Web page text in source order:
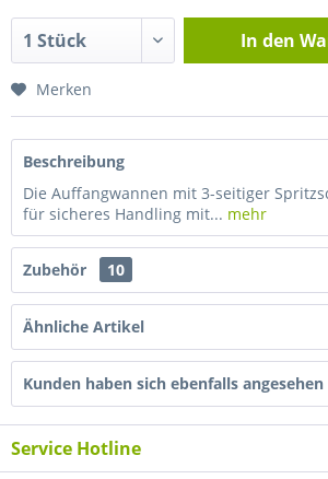
In den
Merken
Beschreibung
Die Auffangwannen mit 3-seitiger
für sicheres Handling mit... mehr
Zubehör 10
Ähnliche Artikel
Kunden haben sich ebenfalls angesehen
Service Hotline